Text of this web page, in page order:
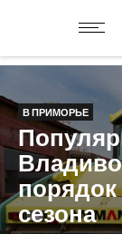
В ПРИМОРЬЕ
порядок
сезона